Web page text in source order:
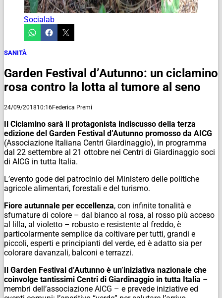
Socialab
SANITÀ
Garden Festival d’Autunno: un ciclamino
rosa contro la lotta al tumore al seno
24/09/201810:16Federica Premi
Il Ciclamino sarà il protagonista indiscusso della terza
edizione del Garden Festival d’Autunno promosso da AICG
(Associazione Italiana Centri Giardinaggio), in programma
dal 22 settembre al 21 ottobre nei Centri di Giardinaggio soci
di AICG in tutta Italia.
L’evento gode del patrocinio del Ministero delle politiche
agricole alimentari, forestali e del turismo.
Fiore autunnale per eccellenza, con infinite tonalità e
sfumature di colore – dal bianco al rosa, al rosso più acceso
al lilla, al violetto – robusto e resistente al freddo, è
particolarmente semplice da coltivare per tutti, grandi e
piccoli, esperti e principianti del verde, ed è adatto sia per
colorare davanzali, balconi e terrazzi.
Il Garden Festival d’Autunno è un’iniziativa nazionale che
coinvolge tantissimi Centri di Giardinaggio in tutta Italia –
membri dell’associazione AICG – e prevede iniziative ed